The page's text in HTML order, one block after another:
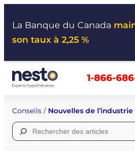
La Banque du Canada
son taux à 2,25 %
1-866-
Conseils / Nouvelles de l’industrie
Rechercher :